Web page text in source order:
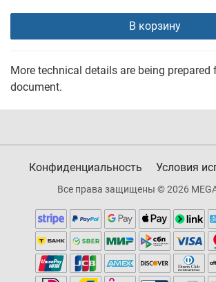
В корзину
More technical details are being prepared
document.
Конфиденциальность Условия
Все права защищены © 2026